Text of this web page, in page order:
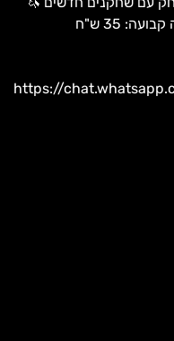
https://